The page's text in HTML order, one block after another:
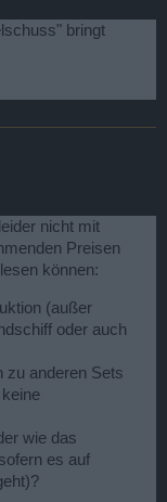
bringt
nicht mit
Preisen
können:
(außer
oder auch
zu anderen Sets
wie das
es auf